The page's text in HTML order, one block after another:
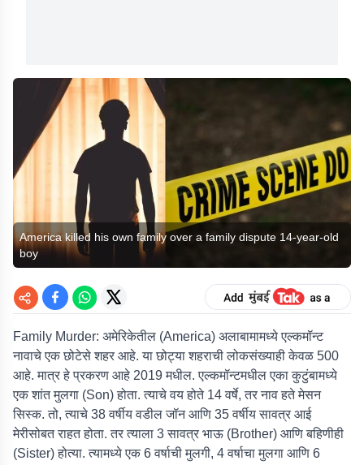
America killed his own family over a family dispute 14-year-old
boy
Family Murder: अमेरिकेतील (America) अलाबामामध्ये एल्कमॉन्ट
नावाचे एक छोटेसे शहर आहे. या छोट्या शहराची लोकसंख्याही केवळ 500
आहे. मात्र हे प्रकरण आहे 2019 मधील. एल्कमॉन्टमधील एका कुटुंबामध्ये
एक शांत मुलगा (Son) होता. त्याचे वय होते 14 वर्षे, तर नाव हते मेसन
सिस्क. तो, त्याचे 38 वर्षीय वडील जॉन आणि 35 वर्षीय सावत्र आई
मेरीसोबत राहत होता. तर त्याला 3 सावत्र भाऊ (Brother) आणि बहिणीही
(Sister) होत्या. त्यामध्ये एक 6 वर्षाची मुलगी, 4 वर्षाचा मुलगा आणि 6